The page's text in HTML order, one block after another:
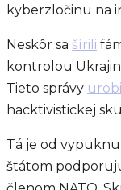
kyberzločinu na
Neskôr sa šírili
kontrolou
Tieto správy
hacktivistickej
Tá je od
štátom